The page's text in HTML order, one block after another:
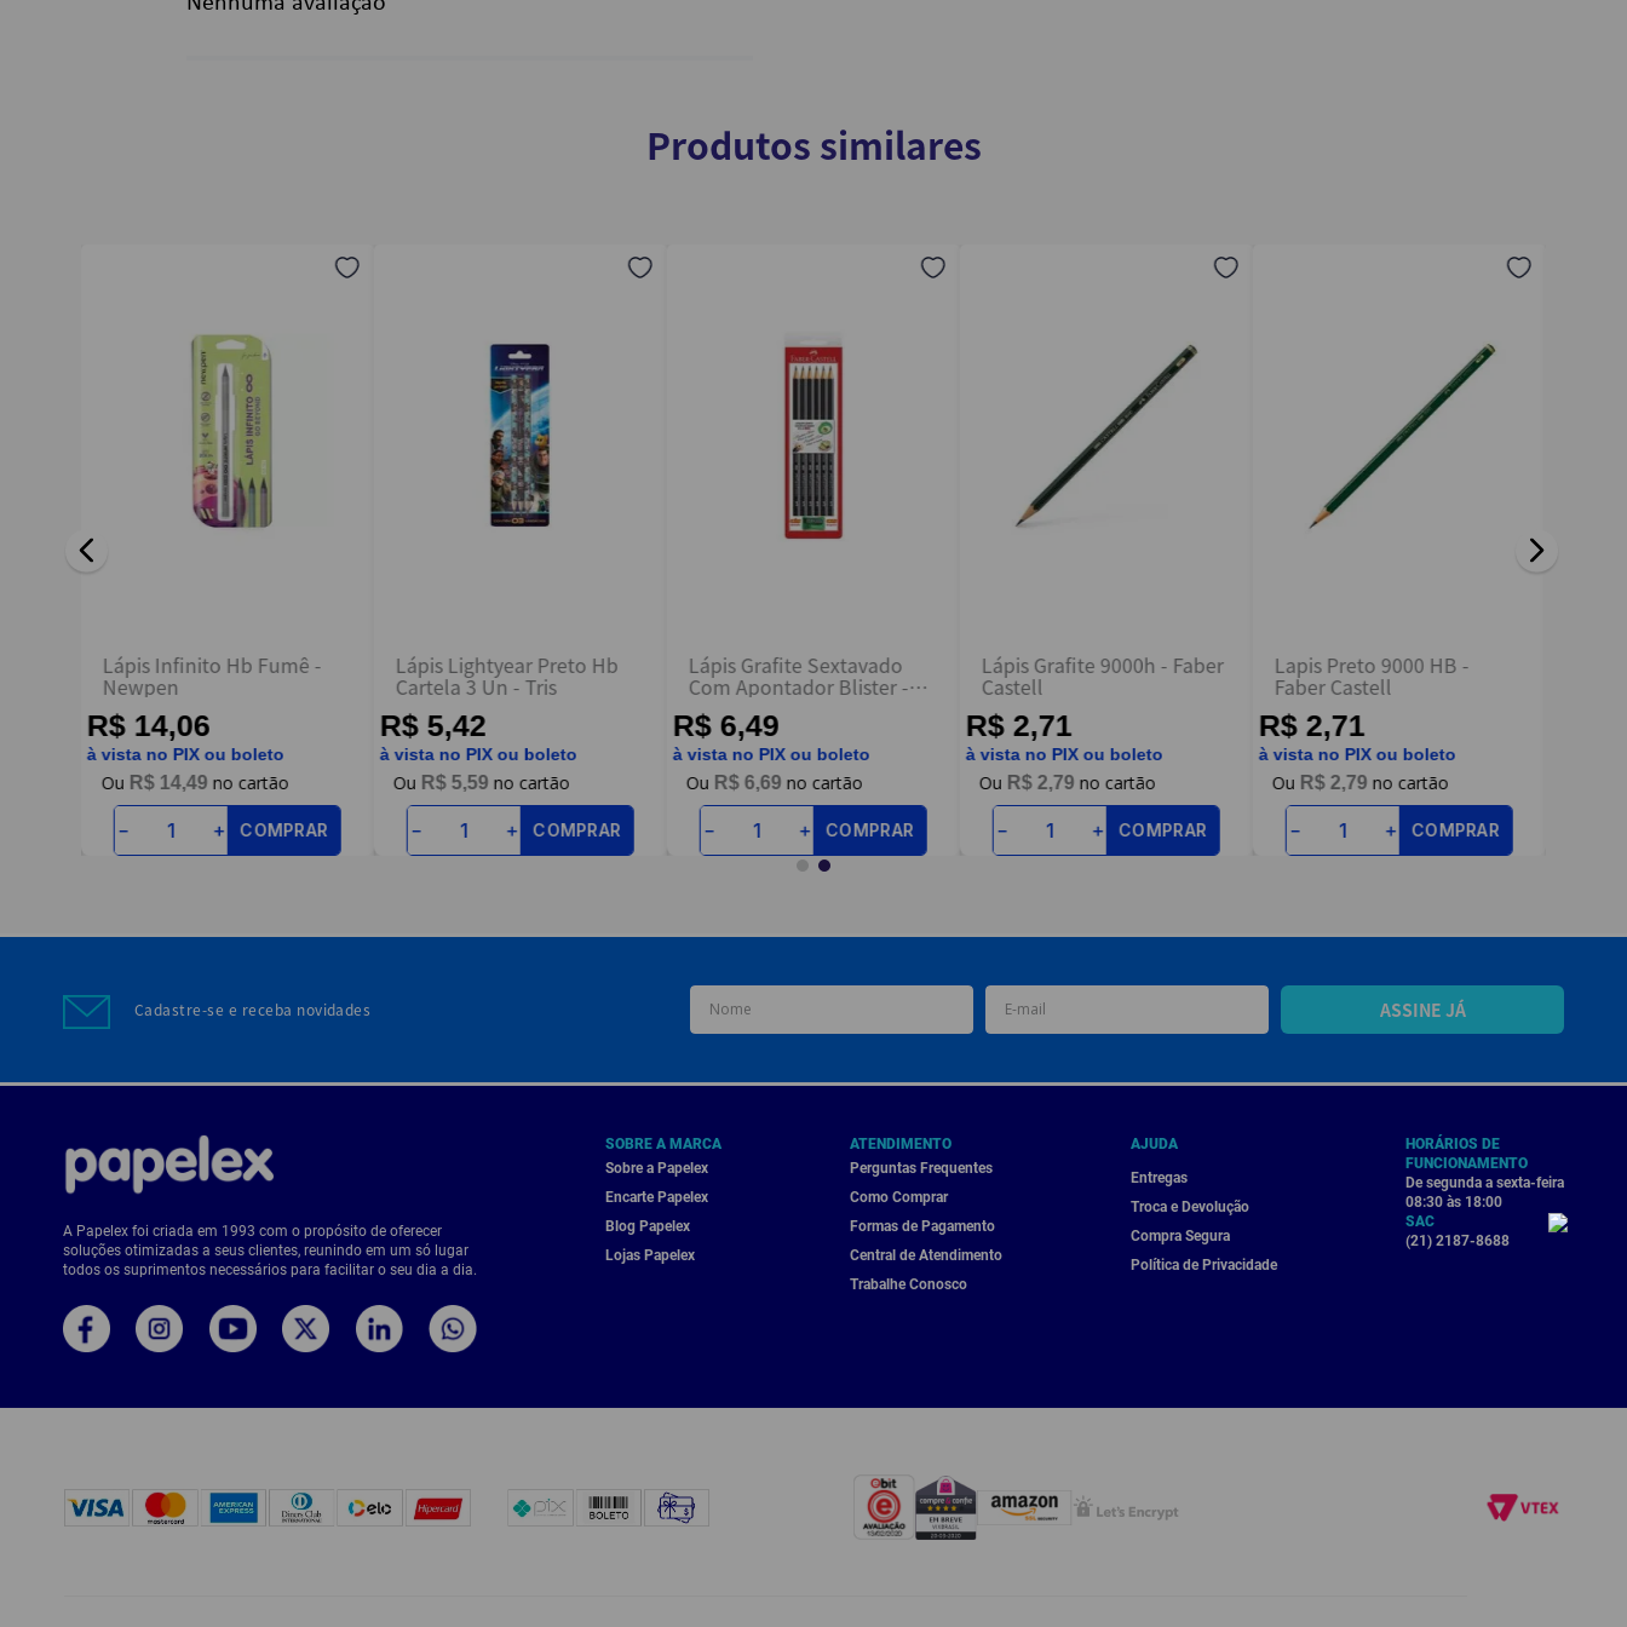
Título
Escreva uma avaliação
Produtos similares
Lápis Infinito Hb Fumê -
Newpen
R$ 14,06
à vista no PIX ou boleto
R$ 14,49
＋
－ COMPRAR
Lápis Lightyear Preto Hb
Cartela 3 Un - Tris
R$ 5,42
à vista no PIX ou boleto
R$ 5,59
＋
－ COMPRAR
Lápis Grafite Sextavado
Com Apontador Blister -
Faber Castell
R$ 6,49
à vista no PIX ou boleto
R$ 6,69
＋
－ COMPRAR
Lápis Grafite 9000h - Faber
Castell
R$ 2,71
à vista no PIX ou boleto
R$ 2,79
＋
－ COMPRAR
Lapis Preto 9000 HB -
Faber Castell
R$ 2,71
à vista no PIX ou boleto
R$ 2,79
＋
－ COMPRAR
Cadastre-se e receba novidades ASSINE JÁ
A Papelex foi criada em 1993 com o propósito de oferecer
soluções otimizadas a seus clientes, reunindo em um só lugar
todos os suprimentos necessários para facilitar o seu dia a dia.
SOBRE A MARCA
Sobre a Papelex
Encarte Papelex
Blog Papelex
Lojas Papelex
ATENDIMENTO
Perguntas Frequentes
Como Comprar
Formas de Pagamento
Central de Atendimento
Trabalhe Conosco
AJUDA
Entregas
Troca e Devolução
Compra Segura
Política de Privacidade
HORÁRIOS DE
FUNCIONAMENTO
De segunda a sexta-feira
08:30 às 18:00
SAC
(21) 2187-8688